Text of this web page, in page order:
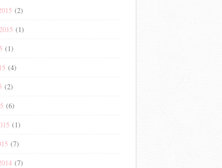
(2)
(1)
(1)
(4)
(2)
(6)
(1)
(7)
(7)